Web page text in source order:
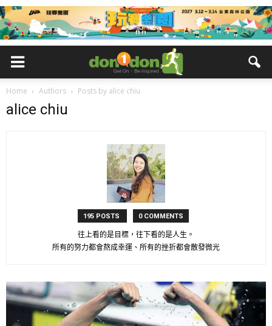
Home Authors Posts by alice chiu
alice chiu
195 POSTS 0 COMMENTS
往上看的是目標，往下看的是人生。
所有的努力都會熬成幸運、所有的挫折都會散發微光